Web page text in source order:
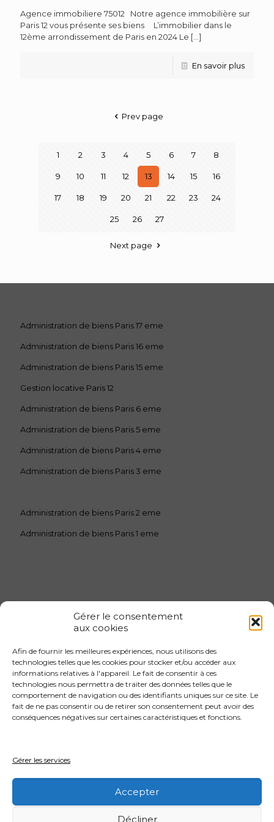
Gérer le consentement
aux cookies
Afin de fournir les meilleures expériences, nous utilisons des
technologies telles que les cookies pour stocker et/ou accéder aux
informations relatives à l'appareil. Le fait de consentir à ces
technologies nous permettra de traiter des données telles que le
comportement de navigation ou des identifiants uniques sur ce site. Le
fait de ne pas consentir ou de retirer son consentement peut avoir des
conséquences négatives sur certaines caractéristiques et fonctions.
Gérer les services
Accepter
Décliner
Agence immobiliere 75012 Notre agence immobilière sur
Paris 12 vous présente ses biens L’immobilier dans le
12ème arrondissement de Paris en 2024 Le […]
En savoir plus
Prev page
1 2 3 4 5 6 7 8
9 10 11 12 13 14 15 16
17 18 19 20 21 22 23 24
25 26 27
Next page
Administration de biens Paris 17 eme
Administration de biens Paris 16 eme
Administration de biens Paris 15 eme
Gestion locative Paris 12
Administration de biens Paris 6 eme
Administration de biens Paris 5 eme
Administration de biens Paris 4 eme
Administration de biens Paris 3 eme
Administration de biens Paris 2 eme
Administration de biens Paris 1 eme
Gestion locative 1er arrondissement
Gestion locative 2eme arrondissement
Gestion locative 3eme arrondissement
Gestion locative 4eme arrondissement
Gestion locative 5eme arrondissement
Gestion locative 6eme arrondissement